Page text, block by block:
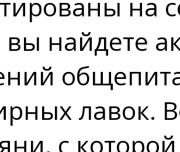
вы найдете
лавок.
с